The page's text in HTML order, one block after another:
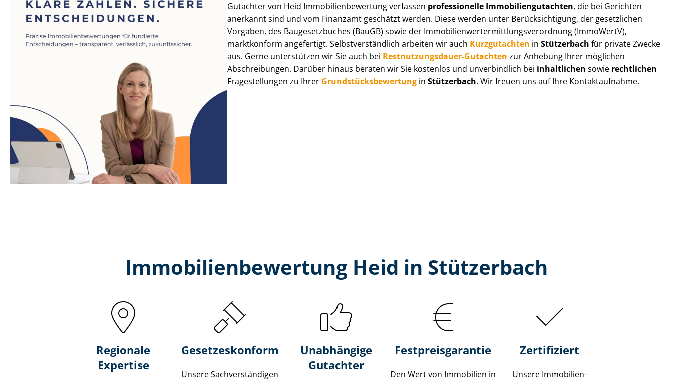
Gutachter von Heid Im­mo­bi­li­en­be­wer­tung verfassen professionelle Im­mo­bi­li­en­gut­ach­ten, die bei Gerichten
anerkannt sind und vom Finanzamt geschätzt werden. Diese werden unter Be­rück­sich­ti­gung, der gesetzlichen
Vorgaben, des Baugesetzbuches (BauGB) sowie der Im­mo­bi­li­en­wert­ermitt­lungs­ver­ord­nung (ImmoWertV),
marktkonform angefertigt. Selbst­ver­ständ­lich arbeiten wir auch Kurzgutachten in Stützerbach für private Zwecke
aus. Gerne unterstützen wir Sie auch bei Rest­nut­zungs­dau­er-Gutachten zur Anhebung Ihrer möglichen
Abschreibungen. Darüber hinaus beraten wir Sie kostenlos und unverbindlich bei inhaltlichen sowie rechtlichen
Fragestellungen zu Ihrer Grund­stücks­be­wer­tung inStützerbach. Wir freuen uns auf Ihre Kontaktaufnahme.
Immobilien­bewertung Heid in Stützerbach
Regionale
Expertise
Gesetzes­konform
Unsere Sach­ver­stän­di­gen
Unabhängige
Gutachter
Festpreis​garantie
Den Wert von Immobilien in
Zertifiziert
Unsere Immobilien­